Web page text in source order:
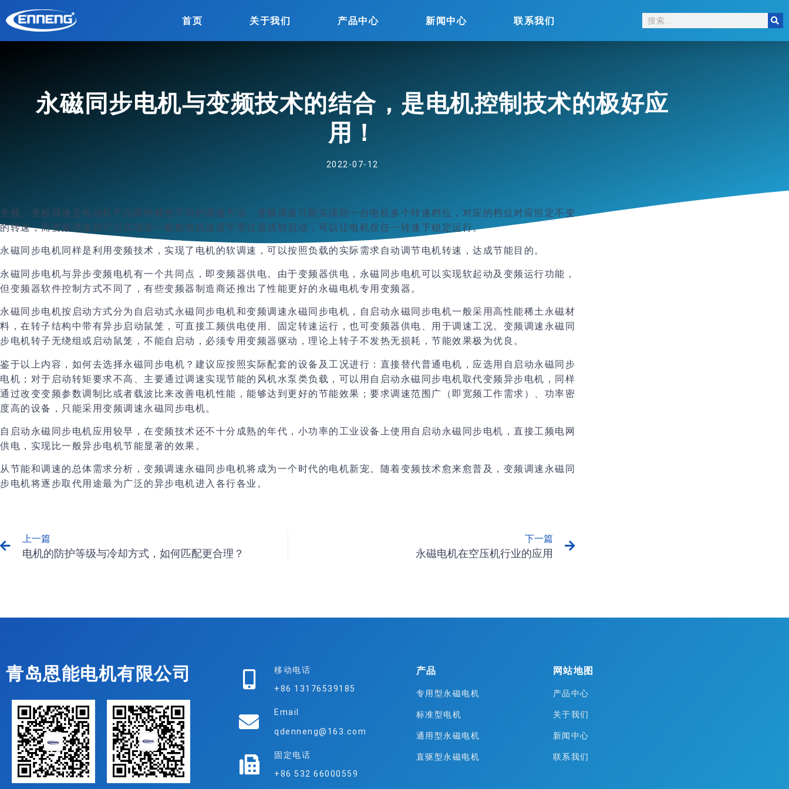
首页 关于我们 产品中心 新闻中心 联系我们
永磁同步电机与变频技术的结合，是电机控制技术的极好应
用！
2022-07-12
变频、变极调速是电动机产品两种截然不同的调速方法。变极调速只能实现同一台电机多个转速档位，对应的档位对应恒定不变
的转速；而变频调速则可以实现某一极数电机速度平滑过渡或软启动，可以让电机在任一转速下稳定运行。
永磁同步电机同样是利用变频技术，实现了电机的软调速，可以按照负载的实际需求自动调节电机转速，达成节能目的。
永磁同步电机与异步变频电机有一个共同点，即变频器供电。由于变频器供电，永磁同步电机可以实现软起动及变频运行功能，
但变频器软件控制方式不同了，有些变频器制造商还推出了性能更好的永磁电机专用变频器。
永磁同步电机按启动方式分为自启动式永磁同步电机和变频调速永磁同步电机，自启动永磁同步电机一般采用高性能稀土永磁材
料，在转子结构中带有异步启动鼠笼，可直接工频供电使用、固定转速运行，也可变频器供电、用于调速工况。变频调速永磁同
步电机转子无绕组或启动鼠笼，不能自启动，必须专用变频器驱动，理论上转子不发热无损耗，节能效果极为优良。
鉴于以上内容，如何去选择永磁同步电机？建议应按照实际配套的设备及工况进行：直接替代普通电机，应选用自启动永磁同步
电机；对于启动转矩要求不高、主要通过调速实现节能的风机水泵类负载，可以用自启动永磁同步电机取代变频异步电机，同样
通过改变变频参数调制比或者载波比来改善电机性能，能够达到更好的节能效果；要求调速范围广（即宽频工作需求）、功率密
度高的设备，只能采用变频调速永磁同步电机。
自启动永磁同步电机应用较早，在变频技术还不十分成熟的年代，小功率的工业设备上使用自启动永磁同步电机，直接工频电网
供电，实现比一般异步电机节能显著的效果。
从节能和调速的总体需求分析，变频调速永磁同步电机将成为一个时代的电机新宠。随着变频技术愈来愈普及，变频调速永磁同
步电机将逐步取代用途最为广泛的异步电机进入各行各业。
上一篇
电机的防护等级与冷却方式，如何匹配更合理？
下一篇
永磁电机在空压机行业的应用
青岛恩能电机有限公司 移动电话
+86 13176539185
Email
qdenneng@163.com
固定电话
+86 532 66000559
产品
专用型永磁电机
标准型电机
通用型永磁电机
直驱型永磁电机
网站地图
产品中心
关于我们
新闻中心
联系我们